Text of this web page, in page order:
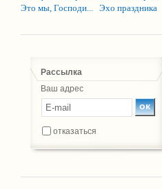
Это мы, Господи... Эхо праздника
Рассылка
Ваш адрес
отказаться